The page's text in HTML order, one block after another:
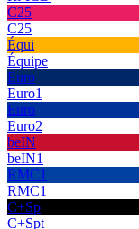
C25
C25
Équi
Équipe
Euro
Euro1
Euro
Euro2
beIN
beIN1
RMC1
RMC1
C+Sp
C+Spt